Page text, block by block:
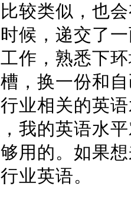
较类似，也
候，递交了
作，熟悉下
，换一份和
业相关的英
我的英语水
用的。如果
业英语。